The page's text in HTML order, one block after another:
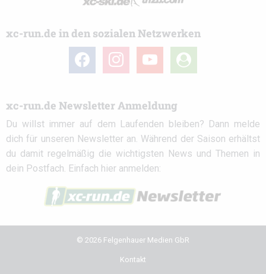
xc-run.de in den sozialen Netzwerken
facebook instagramyoutube
user-
circle
xc-run.de Newsletter Anmeldung
Du willst immer auf dem Laufenden bleiben? Dann melde
dich für unseren Newsletter an. Während der Saison erhältst
du damit regelmäßig die wichtigsten News und Themen in
dein Postfach. Einfach hier anmelden:
© 2026 Felgenhauer Medien GbR
Kontakt